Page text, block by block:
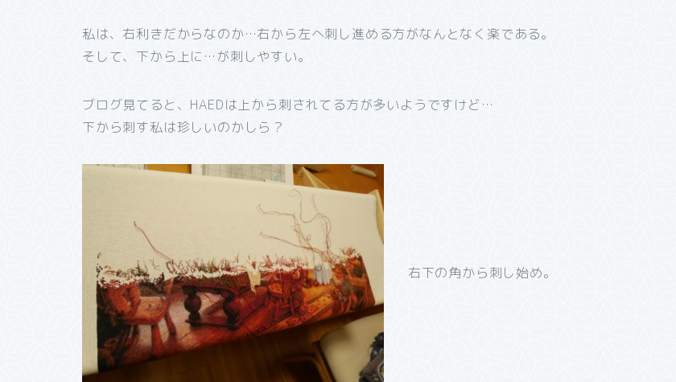
私は、右利きだからなのか…右から左へ刺し進める方がなんとなく楽である。
そして、下から上に…が刺しやすい。
ブログ見てると、HAEDは上から刺されてる方が多いようですけど…
下から刺す私は珍しいのかしら？
右下の角から刺し始め。